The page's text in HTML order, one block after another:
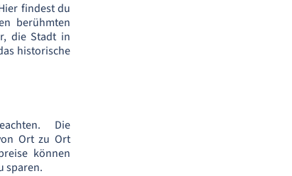
findest du
berühmten
die Stadt in
historische
Die
Ort zu Ort
können
sparen.